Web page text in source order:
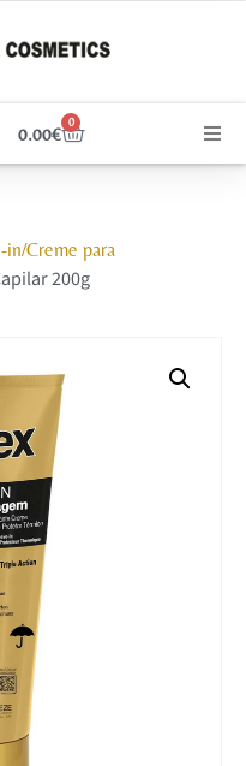
0.00€
0
in/Creme para
200g